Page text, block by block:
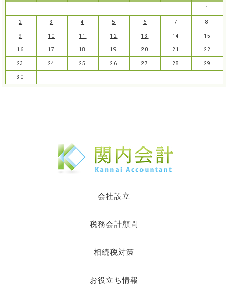
1
2 3 4 5 6 7 8
9 10 11 12 13 14 15
16 17 18 19 20 21 22
23 24 25 26 27 28 29
30
会社設立
税務会計顧問
相続税対策
お役立ち情報